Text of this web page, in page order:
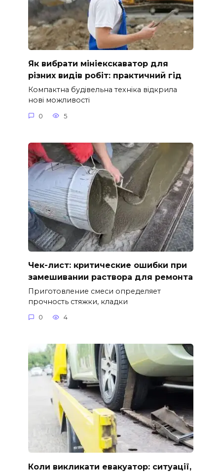
Як вибрати мініекскаватор для
різних видів робіт: практичний гід
Компактна будівельна техніка відкрила
нові можливості
0 5
Чек-лист: критические ошибки при
замешивании раствора для ремонта
Приготовление смеси определяет
прочность стяжки, кладки
0 4
Коли викликати евакуатор: ситуації,